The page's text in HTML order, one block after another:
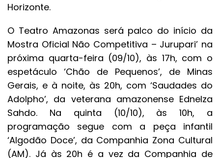
Horizonte.
O Teatro Amazonas será palco do início da
Mostra Oficial Não Competitiva – Jurupari’ na
próxima quarta-feira (09/10), às 17h, com o
espetáculo ‘Chão de Pequenos’, de Minas
Gerais, e à noite, às 20h, com ‘Saudades do
Adolpho’, da veterana amazonense Ednelza
Sahdo. Na quinta (10/10), às 10h, a
programação segue com a peça infantil
‘Algodão Doce’, da Companhia Zona Cultural
(AM). Já às 20h é a vez da Companhia de